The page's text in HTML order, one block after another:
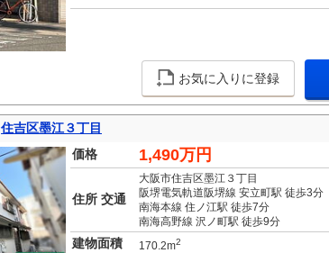
お気に入りに登録
住吉区墨江３丁目
価格
1,490万円
住所 交通
大阪市住吉区墨江３丁目
阪堺電気軌道阪堺線 安立町駅 徒歩3分
南海本線 住ノ江駅 徒歩7分
南海高野線 沢ノ町駅 徒歩9分
建物面積 170.2m2